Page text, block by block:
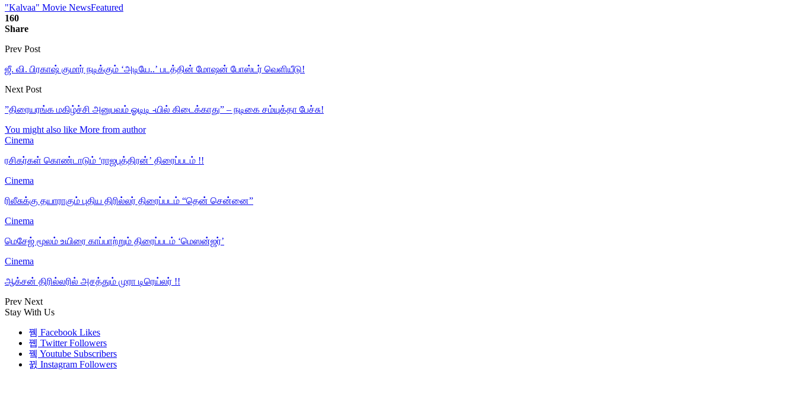
"Kalvaa" Movie NewsFeatured
160
Share
Prev Post
ஜீ. வி. பிரகாஷ் குமார் நடிக்கும் ‘அடியே..’ படத்தின் மோஷன் போஸ்டர் வெளியீடு!
Next Post
”திரையரங்க மகிழ்ச்சி அனுபவம் ஓடிடி -யில் கிடைக்காது” – நடிகை சம்யுக்தா பேச்சு!
You might also like More from author
Cinema
ரசிகர்கள் கொண்டாடும் ‘ராஜபுத்திரன்’ திரைப்படம் !!
Cinema
ரிலீசுக்கு தயாராகும் புதிய திரில்லர் திரைப்படம் “தென் சென்னை”
Cinema
மெசேஜ் மூலம் உயிரை காப்பாற்றும் திரைப்படம் ‘மெஸன்ஜர்’
Cinema
ஆக்சன் திரில்லரில் அசத்தும் முரா டிரெய்லர் !!
Prev Next
Stay With Us
Facebook Likes
Twitter Followers
Youtube Subscribers
Instagram Followers